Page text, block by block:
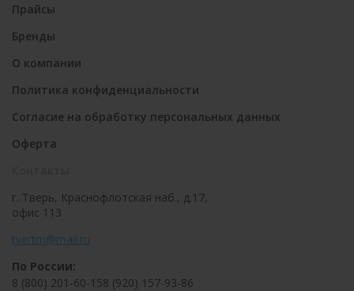
Прайсы
Бренды
О компании
Политика конфиденциальности
Согласие на обработку персональных данных
Оферта
г. Тверь, Краснофлотская наб., д.17,
офис 113
tvertm@mail.ru
По России:
8 (800) 201-60-158 (920) 157-93-86